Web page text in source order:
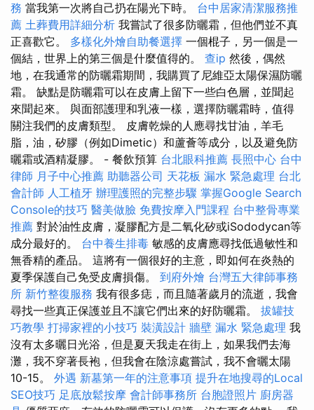
務 當我第一次將自己扔在陽光下時。 台中居家清潔服務推
薦 土葬費用詳細分析 我嘗試了很多防曬霜，但他們並不真
正喜歡它。 多樣化外燴自助餐選擇 一個棍子，另一個是一
個結，世界上的第三個是什麼值得的。 查ip 然後，偶然
地，在我通常的防曬霜期間，我購買了尼維亞太陽保濕防曬
霜。 缺點是防曬霜可以在皮膚上留下一些白色層，並聞起
來聞起來。 與面部護理和乳液一樣，選擇防曬霜時，值得
關注我們的皮膚類型。 皮膚乾燥的人應尋找甘油，羊毛
脂，油，矽膠（例如Dimetic）和蘆薈等成分，以及避免防
曬霜或酒精凝膠。 - 餐飲預算 台北眼科推薦 長照中心 台中
律師 月子中心推薦 助聽器公司 天花板 漏水 緊急處理 台北
會計師 人工植牙 辦理護照的完整步驟 掌握Google Search
Console的技巧 醫美做臉 免費按摩入門課程 台中整骨專業
推薦 對於油性皮膚，凝膠配方是二氧化矽或iSododycan等
成分最好的。 台中養生排毒 敏感的皮膚應尋找低過敏性和
無香精的產品。 這將有一個很好的主意，即如何在炎熱的
夏季保護自己免受皮膚損傷。 到府外燴 台灣五大律師事務
所 新竹整復服務 我有很多痣，而且隨著歲月的流逝，我會
尋找一些真正保護並且不讓它們出來的好防曬霜。 拔罐技
巧教學 打掃家裡的小技巧 裝潢設計 牆壁 漏水 緊急處理 我
沒有太多曬日光浴，但是夏天我走在街上，如果我們去海
灘，我不穿著長袍，但我會在陰涼處嘗試，我不會曬太陽
10-15。 外遇 新墓第一年的注意事項 提升在地搜尋的Local
SEO技巧 足底放鬆按摩 會計師事務所 台胞證照片 廚房器